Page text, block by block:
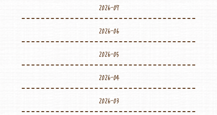
2026-07
2026-06
2026-05
2026-04
2026-03